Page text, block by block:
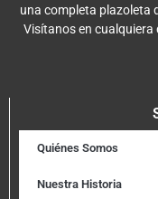
una completa plazoleta
Visítanos en cualquiera
Quiénes Somos
Nuestra Historia